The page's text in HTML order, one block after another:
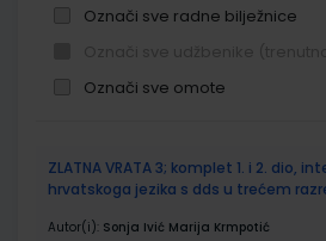
Označi sve radne bilježnice
Označi sve omote
proizvodi
ZLATNA VRATA 3; komplet 1. i 2. dio,
hrvatskoga jezika s dds u trećem
Autor(i): Sonja Ivić Marija Krmpotić